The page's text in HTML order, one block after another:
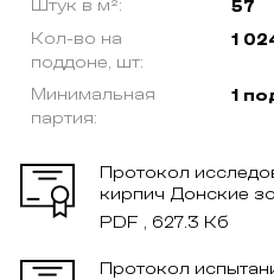
Штук в м²: 57
Кол-во на
поддоне, шт:
1
Минимальная
партия:
1
Протокол
кирпич Донские
PDF , 627.3 Кб
Протокол